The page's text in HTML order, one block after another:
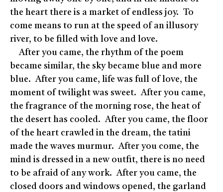
the heart there is a market of endless joy. To
come means to run at the speed of an illusory
river, to be filled with love and love.
After you came, the rhythm of the poem
became similar, the sky became blue and more
blue. After you came, life was full of love, the
moment of twilight was sweet. After you came,
the fragrance of the morning rose, the heat of
the desert has cooled. After you came, the floor
of the heart crawled in the dream, the tatini
made the waves murmur. After you come, the
mind is dressed in a new outfit, there is no need
to be afraid of any work. After you came, the
closed doors and windows opened, the garland